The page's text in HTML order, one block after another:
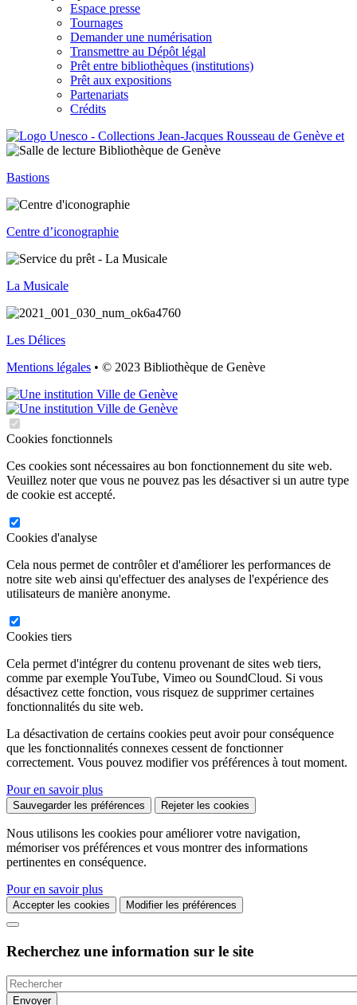
Espace presse
Tournages
Demander une numérisation
Transmettre au Dépôt légal
Prêt entre bibliothèques (institutions)
Prêt aux expositions
Partenariats
Crédits
Bastions
Centre d’iconographie
La Musicale
Les Délices
Mentions légales • © 2023 Bibliothèque de Genève
Cookies fonctionnels
Ces cookies sont nécessaires au bon fonctionnement du site web.
Veuillez noter que vous ne pouvez pas les désactiver si un autre type
de cookie est accepté.
Cookies d'analyse
Cela nous permet de contrôler et d'améliorer les performances de
notre site web ainsi qu'effectuer des analyses de l'expérience des
utilisateurs de manière anonyme.
Cookies tiers
Cela permet d'intégrer du contenu provenant de sites web tiers,
comme par exemple YouTube, Vimeo ou SoundCloud. Si vous
désactivez cette fonction, vous risquez de supprimer certaines
fonctionnalités du site web.
La désactivation de certains cookies peut avoir pour conséquence
que les fonctionnalités connexes cessent de fonctionner
correctement. Vous pouvez modifier vos préférences à tout moment.
Pour en savoir plus
Sauvegarder les préférences Rejeter les cookies
Nous utilisons les cookies pour améliorer votre navigation,
mémoriser vos préférences et vous montrer des informations
pertinentes en conséquence.
Pour en savoir plus
Accepter les cookies Modifier les préférences
Recherchez une information sur le site